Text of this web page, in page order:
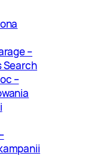
–
Search
–